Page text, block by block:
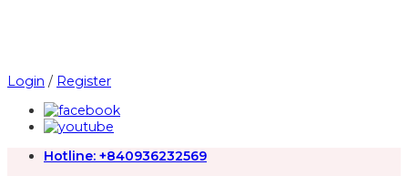
Login / Register
Hotline: +840936232569